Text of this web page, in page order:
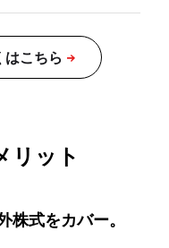
リット
式をカバー。